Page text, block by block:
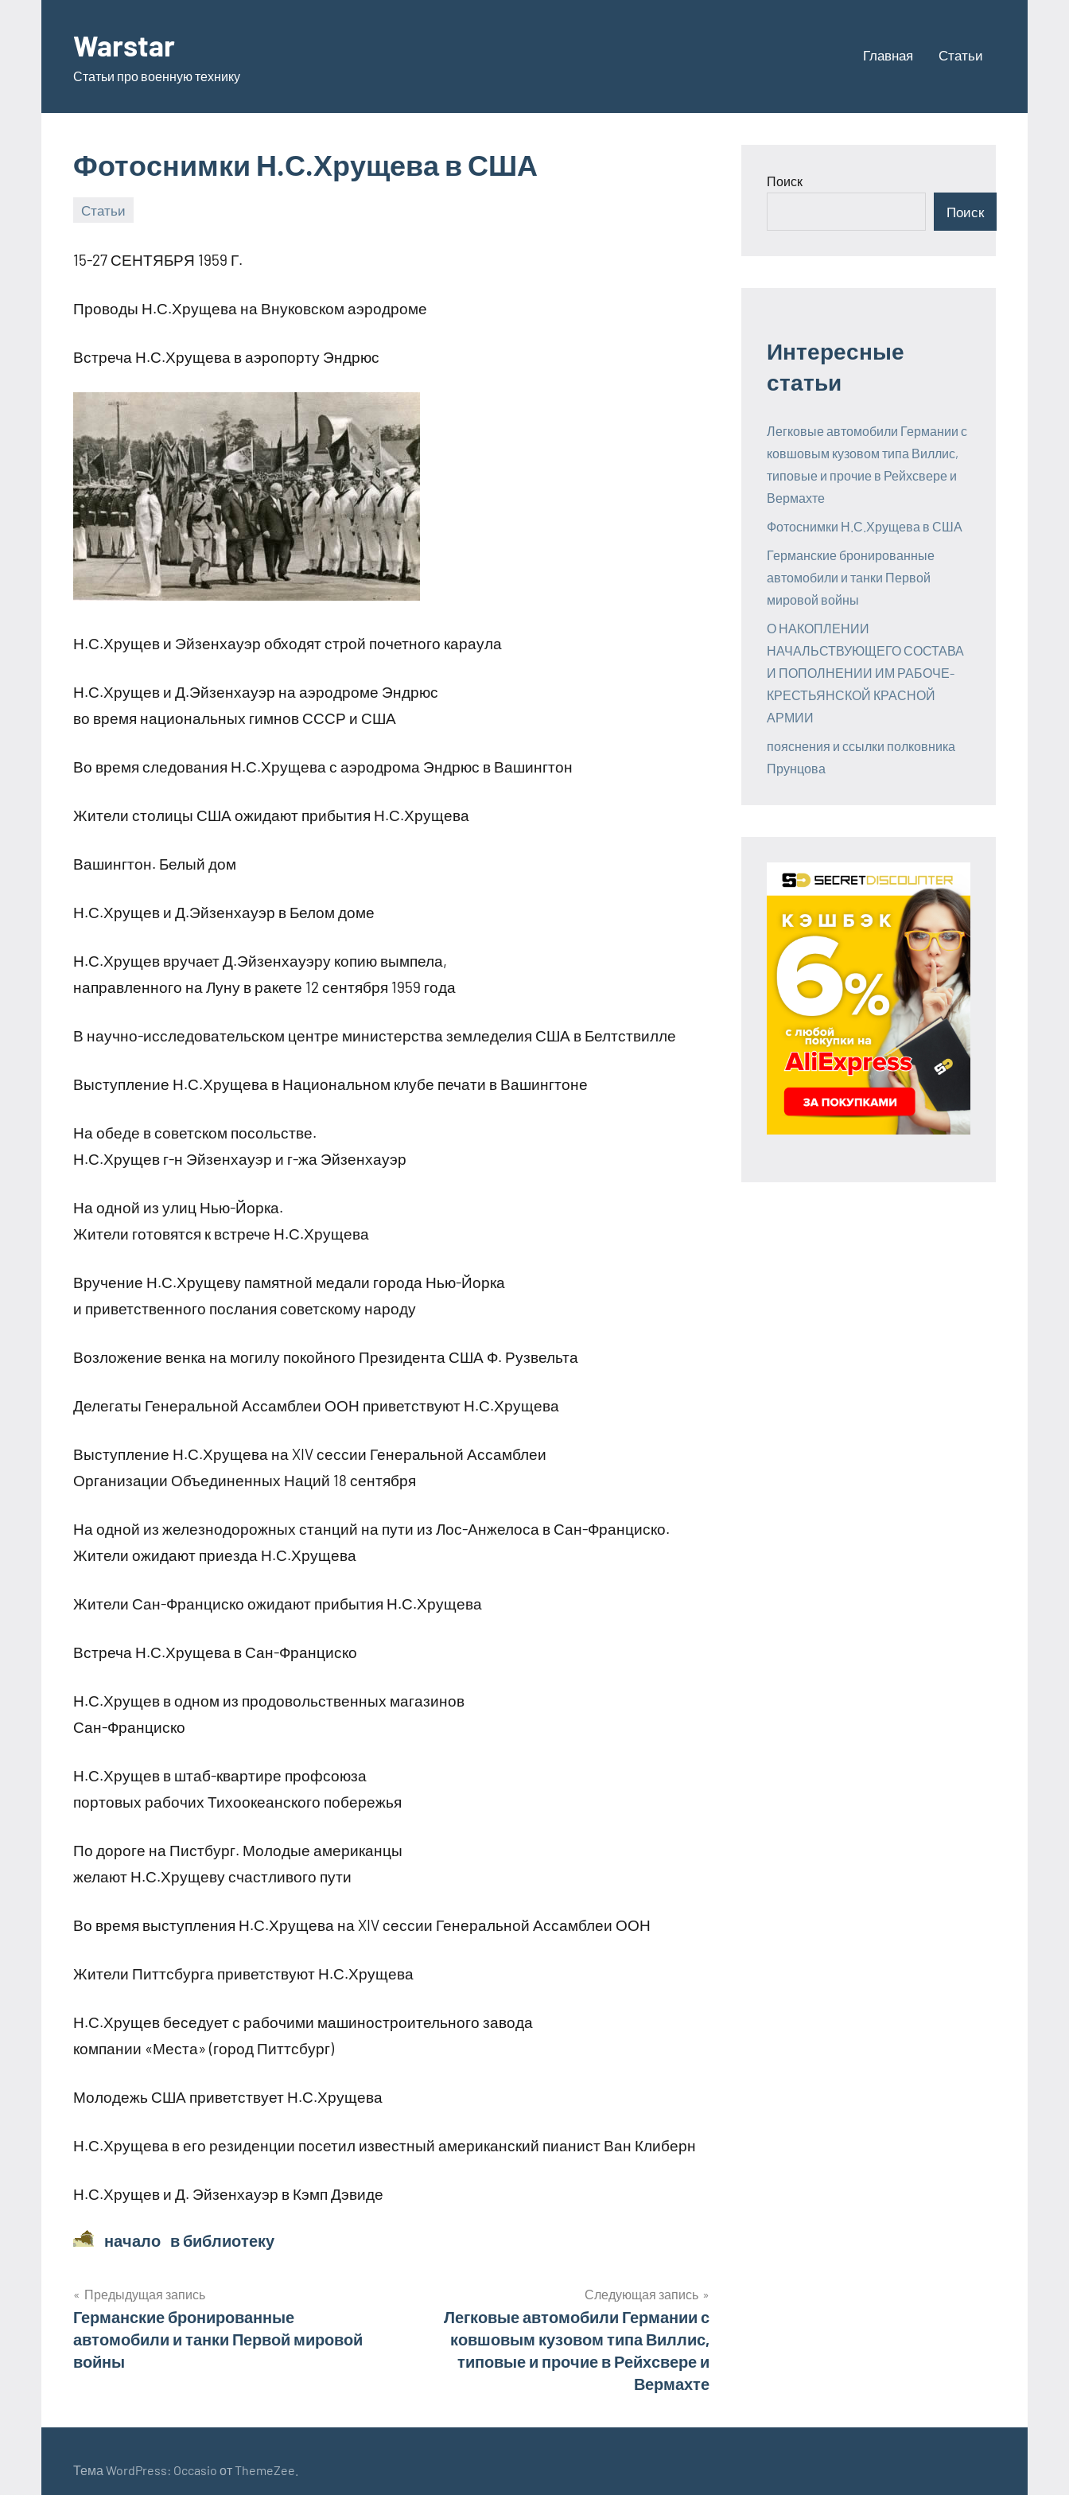
содержимому
Warstar
Статьи про военную технику
Главная Статьи
Фотоснимки Н.С.Хрущева в США
Статьи
15-27 СЕНТЯБРЯ 1959 Г.
Проводы Н.С.Хрущева на Внуковском аэродроме
Встреча Н.С.Хрущева в аэропорту Эндрюс
Н.С.Хрущев и Эйзенхауэр обходят строй почетного караула
Н.С.Хрущев и Д.Эйзенхауэр на аэродроме Эндрюс
во время национальных гимнов СССР и США
Во время следования Н.С.Хрущева с аэродрома Эндрюс в Вашингтон
Жители столицы США ожидают прибытия Н.С.Хрущева
Вашингтон. Белый дом
Н.С.Хрущев и Д.Эйзенхауэр в Белом доме
Н.С.Хрущев вручает Д.Эйзенхауэру копию вымпела,
направленного на Луну в ракете 12 сентября 1959 года
В научно-исследовательском центре министерства земледелия США в Белтствилле
Выступление Н.С.Хрущева в Национальном клубе печати в Вашингтоне
На обеде в советском посольстве.
Н.С.Хрущев г-н Эйзенхауэр и г-жа Эйзенхауэр
На одной из улиц Нью-Йорка.
Жители готовятся к встрече Н.С.Хрущева
Вручение Н.С.Хрущеву памятной медали города Нью-Йорка
и приветственного послания советскому народу
Возложение венка на могилу покойного Президента США Ф. Рузвельта
Делегаты Генеральной Ассамблеи ООН приветствуют Н.С.Хрущева
Выступление Н.С.Хрущева на XIV сессии Генеральной Ассамблеи
Организации Объединенных Наций 18 сентября
На одной из железнодорожных станций на пути из Лос-Анжелоса в Сан-Франциско.
Жители ожидают приезда Н.С.Хрущева
Жители Сан-Франциско ожидают прибытия Н.С.Хрущева
Встреча Н.С.Хрущева в Сан-Франциско
Н.С.Хрущев в одном из продовольственных магазинов
Сан-Франциско
Н.С.Хрущев в штаб-квартире профсоюза
портовых рабочих Тихоокеанского побережья
По дороге на Пистбург. Молодые американцы
желают Н.С.Хрущеву счастливого пути
Во время выступления Н.С.Хрущева на XIV сессии Генеральной Ассамблеи ООН
Жители Питтсбурга приветствуют Н.С.Хрущева
Н.С.Хрущев беседует с рабочими машиностроительного завода
компании «Места» (город Питтсбург)
Молодежь США приветствует Н.С.Хрущева
Н.С.Хрущева в его резиденции посетил известный американский пианист Ван Клиберн
Н.С.Хрущев и Д. Эйзенхауэр в Кэмп Дэвиде
начало в библиотеку
Навигация
по
записям
Предыдущая запись
Германские бронированные
автомобили и танки Первой мировой
войны
Следующая запись
Легковые автомобили Германии с
ковшовым кузовом типа Виллис,
типовые и прочие в Рейхсвере и
Вермахте
Поиск
Поиск
Интересные
статьи
Легковые автомобили Германии с
ковшовым кузовом типа Виллис,
типовые и прочие в Рейхсвере и
Вермахте
Фотоснимки Н.С.Хрущева в США
Германские бронированные
автомобили и танки Первой
мировой войны
О НАКОПЛЕНИИ
НАЧАЛЬСТВУЮЩЕГО СОСТАВА
И ПОПОЛНЕНИИ ИМ РАБОЧЕ-
КРЕСТЬЯНСКОЙ КРАСНОЙ
АРМИИ
пояснения и ссылки полковника
Прунцова
Тема WordPress: Occasio от ThemeZee.